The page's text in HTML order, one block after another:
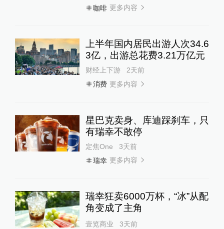
咖啡 更多内容
上半年国内居民出游人次34.6
3亿，出游总花费3.21万亿元
财经上下游
2天前
消费 更多内容
星巴克卖身、库迪踩刹车，只
有瑞幸不敢停
定焦One
3天前
瑞幸 更多内容
瑞幸狂卖6000万杯，“冰”从配
角变成了主角
壹览商业 3天前